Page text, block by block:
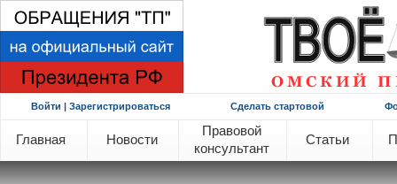
Войти | Зарегистрироваться Сделать стартовой
Главная Новости
Правовой
консультант
Статьи